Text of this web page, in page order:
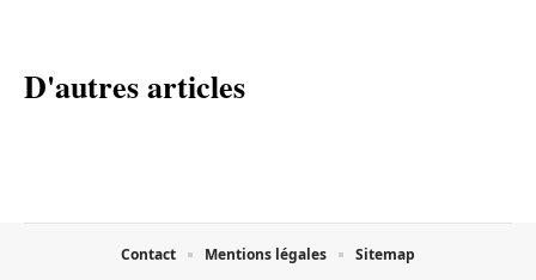
D'autres articles
Contact Mentions légales Sitemap